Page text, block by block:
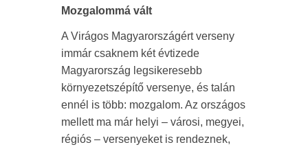
Mozgalommá vált
A Virágos Magyarországért verseny
immár csaknem két évtizede
Magyarország legsikeresebb
környezetszépítő versenye, és talán
ennél is több: mozgalom. Az országos
mellett ma már helyi – városi, megyei,
régiós – versenyeket is rendeznek,